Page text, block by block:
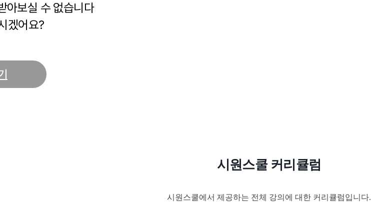
아보실 수 없습니다
겠어요?
시원스쿨 커리큘럼
시원스쿨에서 제공하는 전체 강의에 대한 커리큘럼입니다.